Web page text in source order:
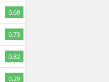
0.69
0.73
0.82
0.29